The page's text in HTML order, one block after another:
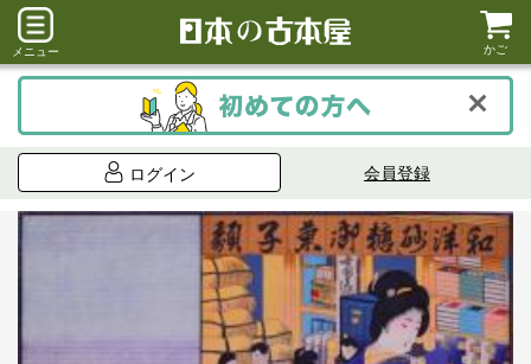
メニュー かご
ログイン 会員登録